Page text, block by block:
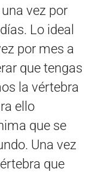
vez por
Lo ideal
por mes a
que tengas
la vértebra
ello
que se
Una vez
que